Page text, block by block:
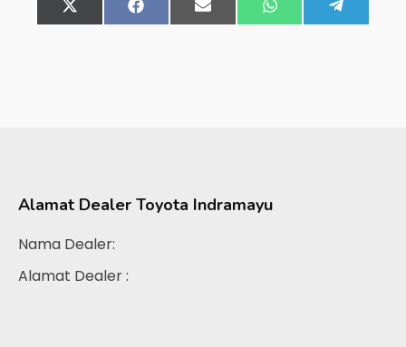
Share
on
X
(Twitter)
Share
on
FacebookShare
on
Email Share
on
WhatsApp
on
Alamat Dealer Toyota Indramayu
Nama Dealer:
Alamat Dealer :